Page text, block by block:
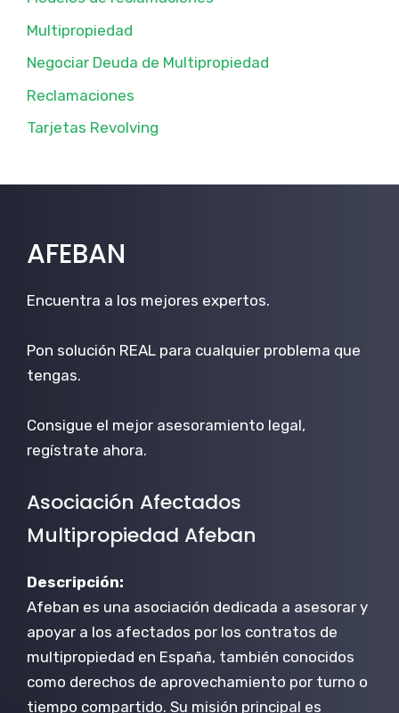
Multipropiedad
Negociar Deuda de Multipropiedad
Reclamaciones
Tarjetas Revolving
AFEBAN
Encuentra a los mejores expertos.
Pon solución REAL para cualquier problema que
tengas.
Consigue el mejor asesoramiento legal,
regístrate ahora.
Asociación Afectados
Multipropiedad Afeban
Descripción:
Afeban es una asociación dedicada a asesorar y
apoyar a los afectados por los contratos de
multipropiedad en España, también conocidos
como derechos de aprovechamiento por turno o
tiempo compartido. Su misión principal es